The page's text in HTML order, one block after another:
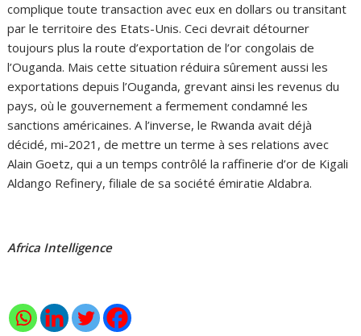
complique toute transaction avec eux en dollars ou transitant
par le territoire des Etats-Unis. Ceci devrait détourner
toujours plus la route d’exportation de l’or congolais de
l’Ouganda. Mais cette situation réduira sûrement aussi les
exportations depuis l’Ouganda, grevant ainsi les revenus du
pays, où le gouvernement a fermement condamné les
sanctions américaines. A l’inverse, le Rwanda avait déjà
décidé, mi-2021, de mettre un terme à ses relations avec
Alain Goetz, qui a un temps contrôlé la raffinerie d’or de Kigali
Aldango Refinery, filiale de sa société émiratie Aldabra.
Africa Intelligence